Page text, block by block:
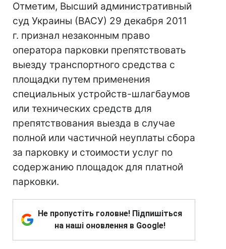
Отметим, Высший административный
суд Украины (ВАСУ) 29 декабря 2011
г. признал незаконным право
оператора парковки препятствовать
выезду транспортного средства с
площадки путем применения
специальных устройств-шлагбаумов
или технических средств для
препятствования выезда в случае
полной или частичной неуплаты сбора
за парковку и стоимости услуг по
содержанию площадок для платной
парковки.
Не пропустіть головне! Підпишіться
на наші оновлення в Google!